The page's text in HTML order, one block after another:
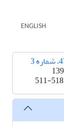
ENGLISH
511-518